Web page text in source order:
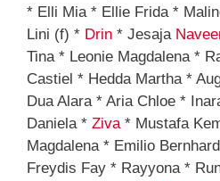
* Elli Mia * Ellie Frida *
Lini (f) * Drin * Jesaja
Tina * Leonie Magdalena *
Castiel * Hedda Martha *
Dua Alara * Aria Chloe *
Daniela * Ziva* Mustafa
Magdalena * Emilio
Freydis Fay * Rayyona *